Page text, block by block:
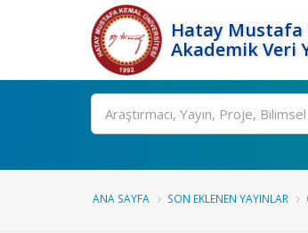
Hatay Mustafa
Akademik Veri
Ara
ANA SAYFA SON EKLENEN YAYINLAR